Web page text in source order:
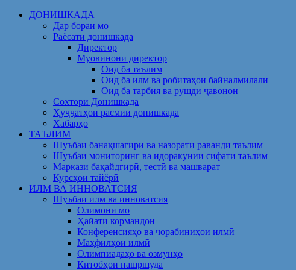
Skip
ДОНИШКАДА
Дар бораи мо
Раёсати донишкада
Директор
Муовинони директор
Оид ба таълим
Оид ба илм ва робитаҳои байналмилалӣ
Оид ба тарбия ва рушди ҷавонон
Сохтори Донишкада
Ҳуҷҷатҳои расмии донишкада
Хабарҳо
ТАЪЛИМ
Шуъбаи банақшагирӣ ва назорати раванди таълим
Шуъбаи мониторинг ва идоракунии сифати таълим
Маркази бақайдгирӣ, тестӣ ва машварат
Курсҳои тайёрӣ
ИЛМ ВА ИННОВАТСИЯ
Шуъбаи илм ва инноватсия
Олимони мо
Ҳайати кормандон
Конференсияҳо ва чорабиниҳои илмӣ
Маҳфилҳои илмӣ
Олимпиадаҳо ва озмунҳо
Китобҳои нашршуда